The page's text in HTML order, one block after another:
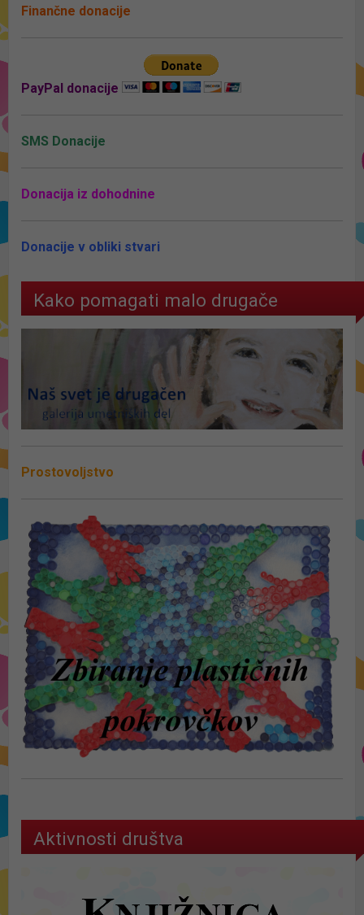
Finančne donacije
PayPal donacije
SMS Donacije
Donacija iz dohodnine
Donacije v obliki stvari
Kako pomagati malo drugače
Prostovoljstvo
Aktivnosti društva